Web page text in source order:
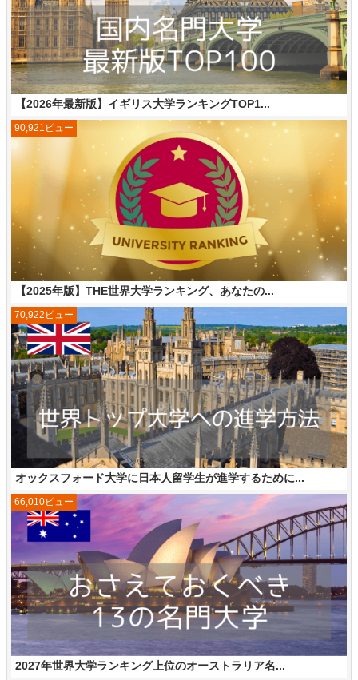
【2026年最新版】イギリス大学ランキングTOP1...
【2025年版】THE世界大学ランキング、あなたの...
90,921ビュー
オックスフォード大学に日本人留学生が進学するために...
70,922ビュー
2027年世界大学ランキング上位のオーストラリア名...
66,010ビュー